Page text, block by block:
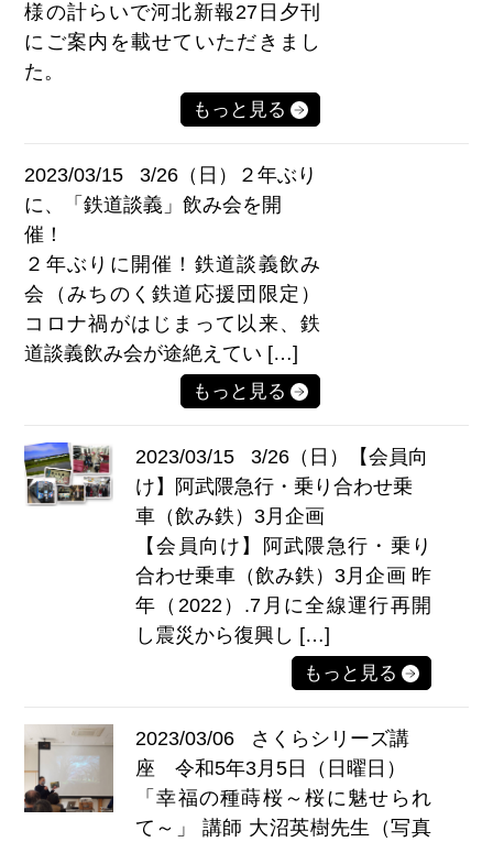
様の計らいで河北新報27日夕刊
にご案内を載せていただきまし
た。
もっと見る
2023/03/15
3/26（日）２年ぶり
に、「鉄道談義」飲み会を開
催！
２年ぶりに開催！鉄道談義飲み
会（みちのく鉄道応援団限定）
コロナ禍がはじまって以来、鉄
道談義飲み会が途絶えてい […]
もっと見る
2023/03/15
3/26（日）【会員向
け】阿武隈急行・乗り合わせ乗
車（飲み鉄）3月企画
【会員向け】阿武隈急行・乗り
合わせ乗車（飲み鉄）3月企画 昨
年（2022）.7月に全線運行再開
し震災から復興し […]
もっと見る
2023/03/06
さくらシリーズ講
座 令和5年3月5日（日曜日）
「幸福の種蒔桜～桜に魅せられ
て～」 講師 大沼英樹先生（写真